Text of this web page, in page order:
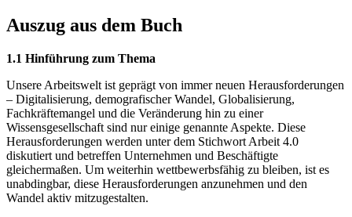
Auszug aus dem Buch
1.1 Hinführung zum Thema
Unsere Arbeitswelt ist geprägt von immer neuen Herausforderungen
– Digitalisierung, demografischer Wandel, Globalisierung,
Fachkräftemangel und die Veränderung hin zu einer
Wissensgesellschaft sind nur einige genannte Aspekte. Diese
Herausforderungen werden unter dem Stichwort Arbeit 4.0
diskutiert und betreffen Unternehmen und Beschäftigte
gleichermaßen. Um weiterhin wettbewerbsfähig zu bleiben, ist es
unabdingbar, diese Herausforderungen anzunehmen und den
Wandel aktiv mitzugestalten.